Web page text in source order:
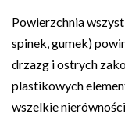
Powierzchnia
spinek, gumek)
drzazg i ostrych
plastikowych
wszelkie